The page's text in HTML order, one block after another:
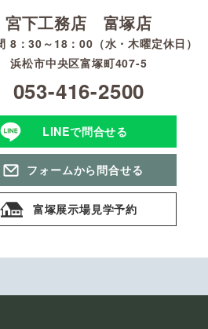
宮下工務店 富塚店
8：30～18：00（水・木曜定休日）
浜松市中央区富塚町407-5
053-416-2500
LINEで問合せる
フォームから問合せる
富塚展示場見学予約